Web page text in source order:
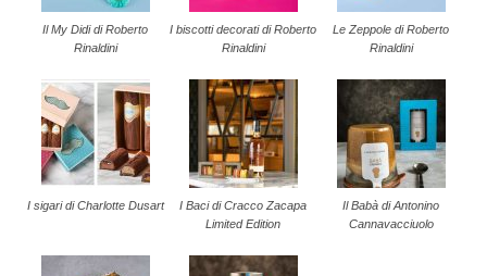
Il My Didi di Roberto
Rinaldini
I biscotti decorati di Roberto
Rinaldini
Le Zeppole di Roberto
Rinaldini
I sigari di Charlotte Dusart
I Baci di Cracco Zacapa
Limited Edition
Il Babà di Antonino
Cannavacciuolo